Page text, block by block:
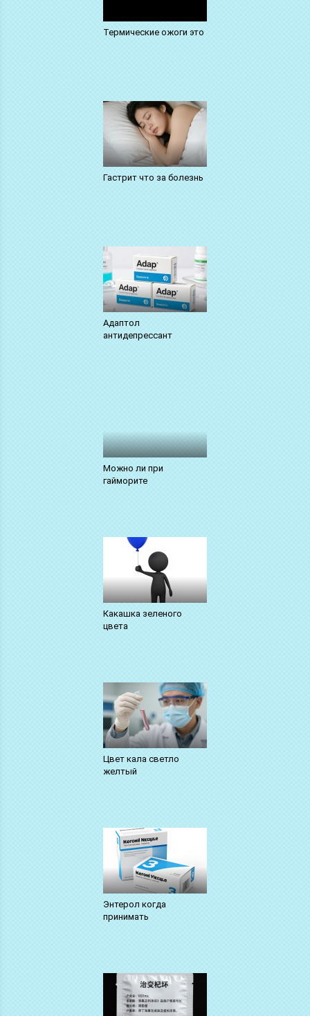
Термические ожоги это
Гастрит что за болезнь
Адаптол
антидепрессант
Можно ли при
гайморите
Какашка зеленого
цвета
Цвет кала светло
желтый
Энтерол когда
принимать